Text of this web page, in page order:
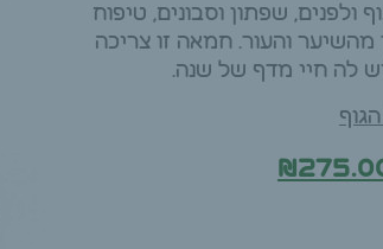
שפתון וסבונים, טיפוח
והעור. חמאה זו צריכה
לה חיי מדף של שנה.
₪